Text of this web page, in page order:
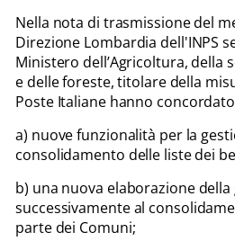
Nella nota di trasmissione del
Direzione Lombardia dell'INPS
Ministero dell’Agricoltura, della
e delle foreste, titolare della
Poste Italiane hanno
a) nuove funzionalità per la
consolidamento delle liste dei
b) una nuova elaborazione
successivamente al
parte dei Comuni;